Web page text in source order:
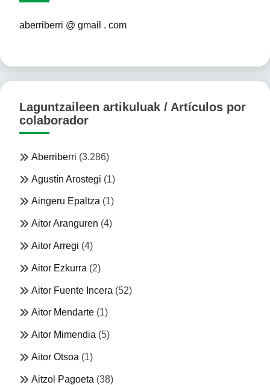
aberriberri @ gmail . com
Laguntzaileen artikuluak / Artículos por
colaborador
Aberriberri (3.286)
Agustín Arostegi (1)
Aingeru Epaltza (1)
Aitor Aranguren (4)
Aitor Arregi (4)
Aitor Ezkurra (2)
Aitor Fuente Incera (52)
Aitor Mendarte (1)
Aitor Mimendia (5)
Aitor Otsoa (1)
Aitzol Pagoeta (38)